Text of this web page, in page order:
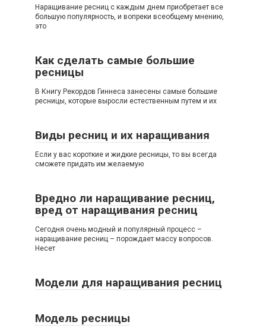
Наращивание ресниц с каждым днем приобретает все
большую популярность, и вопреки всеобщему мнению,
это
Как сделать самые большие
ресницы
В Книгу Рекордов Гиннеса занесены самые большие
ресницы, которые выросли естественным путем и их
Виды ресниц и их наращивания
Если у вас короткие и жидкие ресницы, то вы всегда
сможете придать им желаемую
Вредно ли наращивание ресниц,
вред от наращивания ресниц
Сегодня очень модный и популярный процесс –
наращивание ресниц – порождает массу вопросов.
Несет
Модели для наращивания ресниц
Модель ресницы